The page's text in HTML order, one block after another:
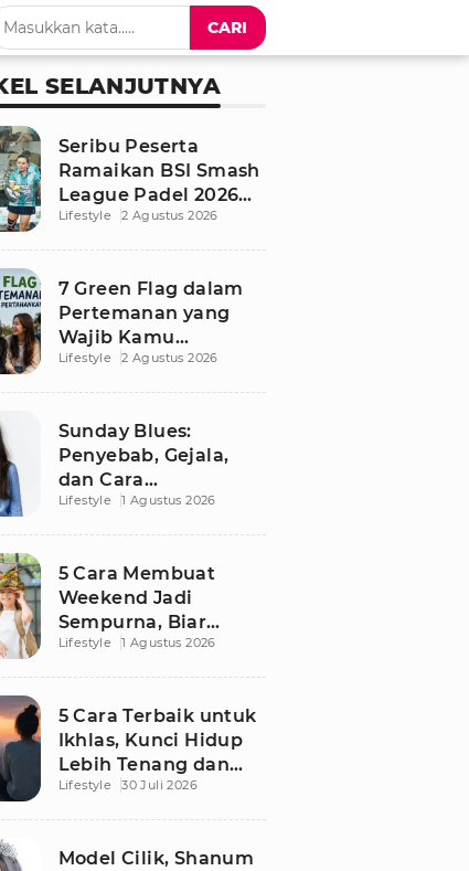
CARI
SELANJUTNYA
Seribu Peserta
Ramaikan BSI Smash
League Padel 2026
Besutan RANS
Lifestyle 2 Agustus 2026
7 Green Flag dalam
Pertemanan yang
Wajib Kamu
Pertahankan, Bikin
Lifestyle 2 Agustus 2026
Sunday Blues:
Penyebab, Gejala,
dan Cara
Mengatasinya agar
Lifestyle 1 Agustus 2026
5 Cara Membuat
Weekend Jadi
Sempurna, Biar
Pikiran Fresh dan
Lifestyle 1 Agustus 2026
5 Cara Terbaik untuk
Ikhlas, Kunci Hidup
Lebih Tenang dan
Bahagia
Lifestyle 30 Juli 2026
Model Cilik, Shanum